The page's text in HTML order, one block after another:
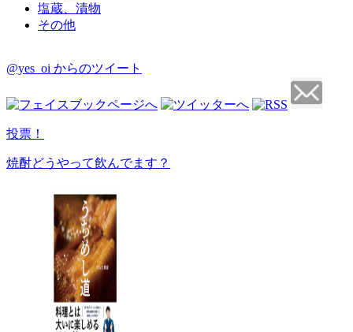
塩蔵、漬物
その他
@yes_oi からのツイート
投票！
焼酎どうやって飲んでます？